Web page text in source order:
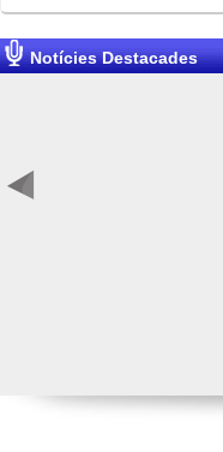
Notícies Destacades